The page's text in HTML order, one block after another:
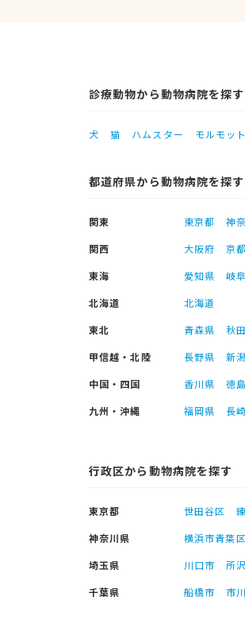
診療動物から動物病院を探す
犬 猫 ハムスター モルモット
都道府県から動物病院を探す
関東 東京都 神
関西
大阪府 京
東海
愛知県 岐
北海道
北海道
東北
青森県 秋
甲信越・北陸
長野県 新
中国・四国
香川県 徳
九州・沖縄
福岡県 長
行政区から動物病院を探す
東京都 世田谷区
神奈川県
横浜市青葉区
埼玉県
川口市 所
千葉県
船橋市 市